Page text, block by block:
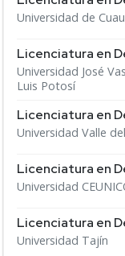
Universidad de
Licenciatura en
Universidad José
Luis Potosí
Licenciatura en
Universidad Valle
Licenciatura en
Universidad
Licenciatura en
Universidad Tajín